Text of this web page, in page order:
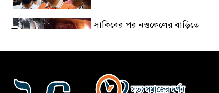
সাকিবের পর নওফেলের বাড়িতে
আহত-১০
৬